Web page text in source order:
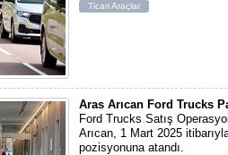
Ticari Araçlar
Aras Arıcan Ford Trucks
Ford Trucks Satış
Arıcan, 1 Mart 2025
pozisyonuna atandı.